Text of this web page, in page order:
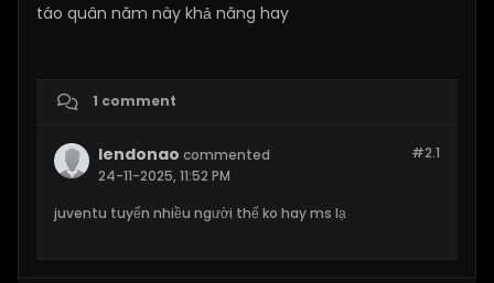
táo quân năm này khả năng hay
1 comment
#2.1
lendonao commented
24-11-2025, 11:52 PM
juventu tuyển nhiều người thế ko hay ms lạ